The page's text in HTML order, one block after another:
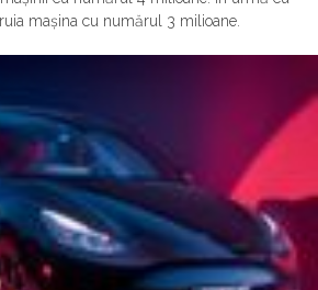
mașina cu numărul 3 milioane.